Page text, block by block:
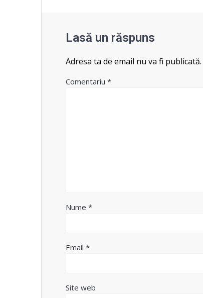
Lasă un răspuns
Adresa ta de email nu va fi publicată.
Comentariu*
Nume*
Email*
Site web